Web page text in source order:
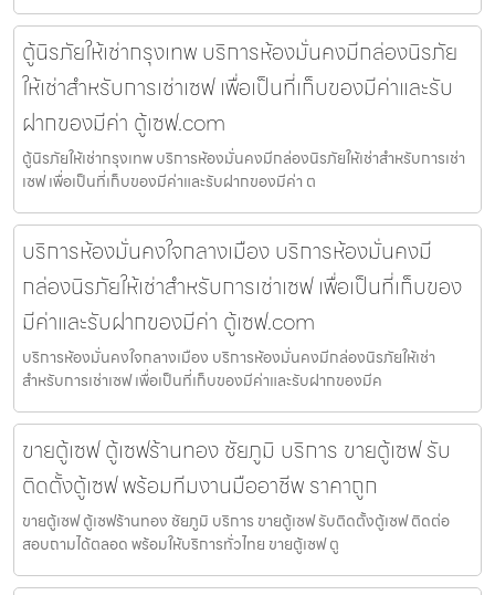
ตู้นิรภัยให้เช่ากรุงเทพ บริการห้องมั่นคงมีกล่องนิรภัย
ให้เช่าสำหรับการเช่าเซฟ เพื่อเป็นที่เก็บของมีค่าและรับ
ฝากของมีค่า ตู้เซฟ.com
ตู้นิรภัยให้เช่ากรุงเทพ บริการห้องมั่นคงมีกล่องนิรภัยให้เช่าสำหรับการเช่า
เซฟ เพื่อเป็นที่เก็บของมีค่าและรับฝากของมีค่า ต
บริการห้องมั่นคงใจกลางเมือง บริการห้องมั่นคงมี
กล่องนิรภัยให้เช่าสำหรับการเช่าเซฟ เพื่อเป็นที่เก็บของ
มีค่าและรับฝากของมีค่า ตู้เซฟ.com
บริการห้องมั่นคงใจกลางเมือง บริการห้องมั่นคงมีกล่องนิรภัยให้เช่า
สำหรับการเช่าเซฟ เพื่อเป็นที่เก็บของมีค่าและรับฝากของมีค
ขายตู้เซฟ ตู้เซฟร้านทอง ชัยภูมิ บริการ ขายตู้เซฟ รับ
ติดตั้งตู้เซฟ พร้อมทีมงานมืออาชีพ ราคาถูก
ขายตู้เซฟ ตู้เซฟร้านทอง ชัยภูมิ บริการ ขายตู้เซฟ รับติดตั้งตู้เซฟ ติดต่อ
สอบถามได้ตลอด พร้อมให้บริการทั่วไทย ขายตู้เซฟ ตู